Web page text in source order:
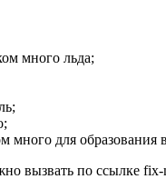
много льда;
много для
вызвать по ссылке fix-